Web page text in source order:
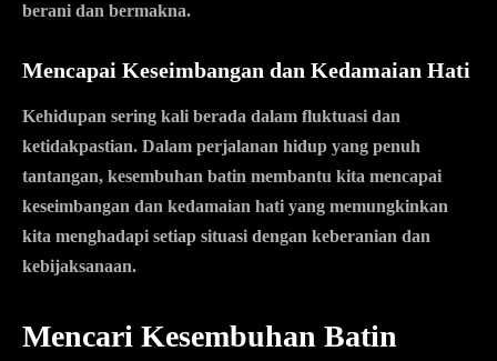
berani dan bermakna.
Mencapai Keseimbangan dan Kedamaian Hati
Kehidupan sering kali berada dalam fluktuasi dan
ketidakpastian. Dalam perjalanan hidup yang penuh
tantangan, kesembuhan batin membantu kita mencapai
keseimbangan dan kedamaian hati yang memungkinkan
kita menghadapi setiap situasi dengan keberanian dan
kebijaksanaan.
Mencari Kesembuhan Batin